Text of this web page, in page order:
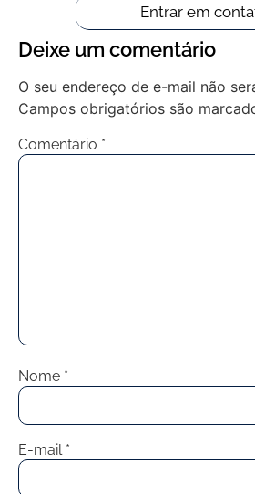
Entrar em
Deixe um comentário
O seu endereço de e-mail não
Campos obrigatórios são
Comentário *
Nome *
E-mail *